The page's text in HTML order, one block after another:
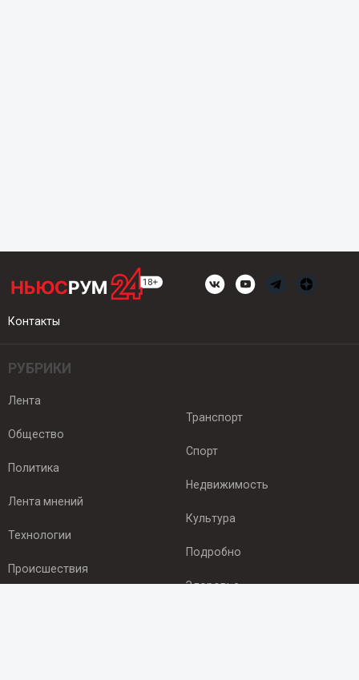
Контакты
РУБРИКИ
Лента
Общество
Политика
Лента мнений
Технологии
Происшествия
Транспорт
Спорт
Недвижимость
Культура
Подробно
Здоровье